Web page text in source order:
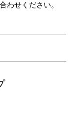
わせください。